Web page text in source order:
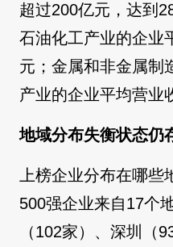
超过200亿元，达到
石油化工产业的企业
元；金属和非金属制
产业的企业平均营业
地域分布失衡状态仍
上榜企业分布在哪些
500强企业来自17个
（102家）、深圳（